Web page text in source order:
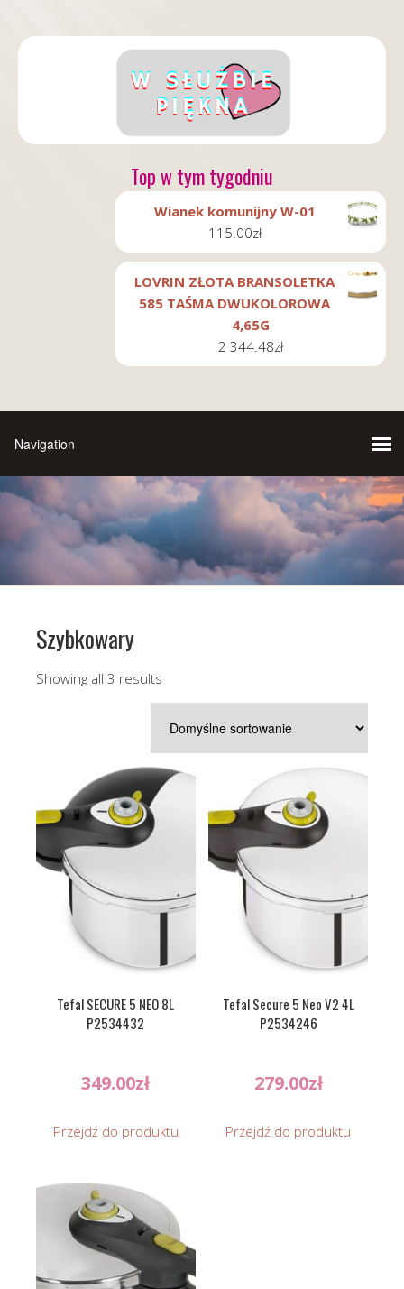
Top w tym tygodniu
Wianek komunijny W-01
115.00zł
LOVRIN ZŁOTA BRANSOLETKA
585 TAŚMA DWUKOLOROWA
4,65G
2 344.48zł
Szybkowary
Showing all 3 results
Tefal SECURE 5 NEO 8L
P2534432
349.00zł
Przejdź do produktu
Tefal Secure 5 Neo V2 4L
P2534246
279.00zł
Przejdź do produktu